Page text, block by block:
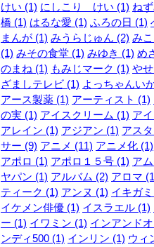
けい (1) にしこり けい (1) ね
橋 (1) はるな愛 (1) ふろの日 (1)
まんが (1) みうらじゅん (2) み
(1) みその食堂 (1) みゆき (1) め
のまね (1) もみじマーク (1) や
ざましテレビ (1) よっちゃんい
アース製薬 (1) アーティスト (1)
の実 (1) アイスクリーム (1) ア
アレイン (1) アジアン (1) アス
サー (9) アニメ (11) アニメ化 (1)
アポロ (1) アポロ１５号 (1) ア
ヤパン (1) アルバム (2) アロマ
ティーク (1) アンヌ (1) イキガ
イケメン俳優 (1) イスラエル (1)
ー (1) イワミン (1) インアンド
ンディ500 (1) インリン (1) ウィ